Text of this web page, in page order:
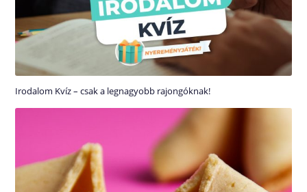
Irodalom Kvíz – csak a legnagyobb rajongóknak!